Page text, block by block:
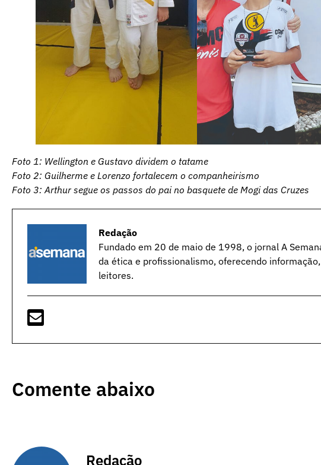
Foto 1: Wellington e Gustavo dividem o tatame
Foto 2: Guilherme e Lorenzo fortalecem o companheirismo
Foto 3: Arthur segue os passos do pai no basquete de Mogi das Cruzes
Redação
Fundado em 20 de maio de 1998, o jornal A
da ética e profissionalismo, oferecendo
leitores.
Comente abaixo
Redação